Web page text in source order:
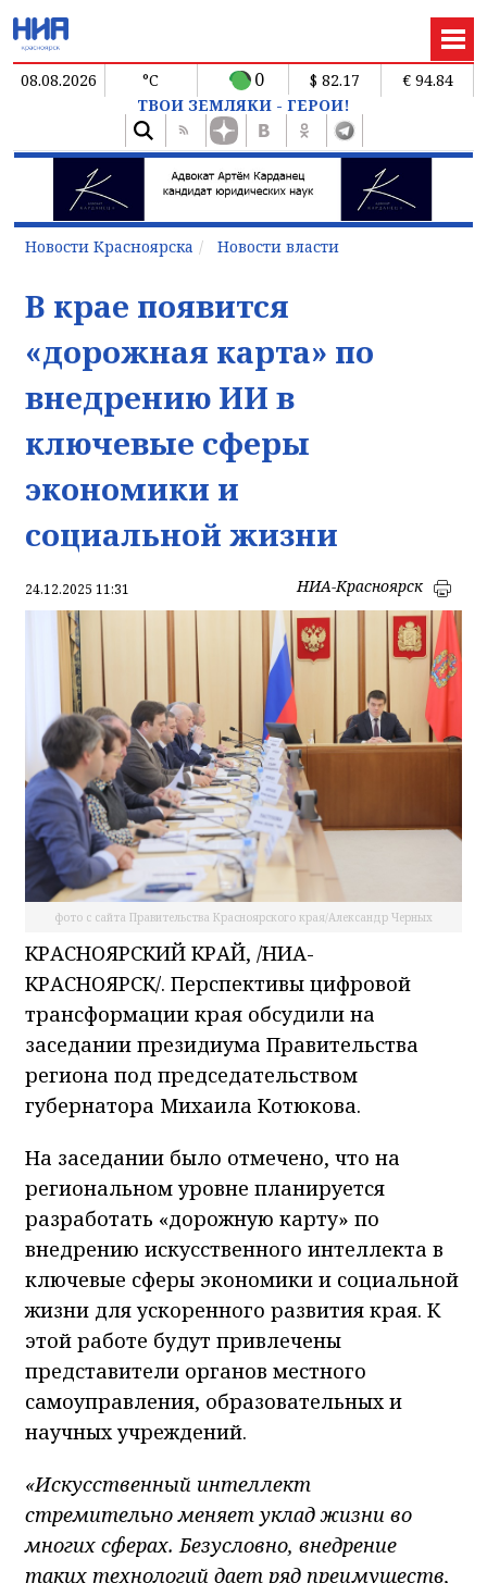
08.08.2026 °C 0 $ 82.17
€ 94.84
ТВОИ ЗЕМЛЯКИ - ГЕРОИ!
Новости Красноярска Новости власти
В крае появится
«дорожная карта» по
внедрению ИИ в
ключевые сферы
экономики и
социальной жизни
24.12.2025 11:31 НИА-Красноярск
фото с сайта Правительства Красноярского края/Александр Черных
КРАСНОЯРСКИЙ КРАЙ, /НИА-
КРАСНОЯРСК/. Перспективы цифровой
трансформации края обсудили на
заседании президиума Правительства
региона под председательством
губернатора Михаила Котюкова.
На заседании было отмечено, что на
региональном уровне планируется
разработать «дорожную карту» по
внедрению искусственного интеллекта в
ключевые сферы экономики и социальной
жизни для ускоренного развития края. К
этой работе будут привлечены
представители органов местного
самоуправления, образовательных и
научных учреждений.
«Искусственный интеллект
стремительно меняет уклад жизни во
многих сферах. Безусловно, внедрение
таких технологий дает ряд преимуществ,